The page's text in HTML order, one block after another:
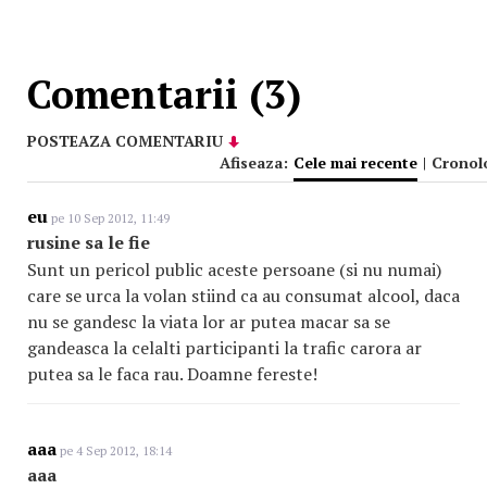
Comentarii (3)
POSTEAZA COMENTARIU
Afiseaza: Cele mai recente |
eu pe 10 Sep 2012, 11:49
rusine sa le fie
Sunt un pericol public aceste persoane (si nu numai)
care se urca la volan stiind ca au consumat alcool, daca
nu se gandesc la viata lor ar putea macar sa se
gandeasca la celalti participanti la trafic carora ar
putea sa le faca rau. Doamne fereste!
aaa pe 4 Sep 2012, 18:14
aaa